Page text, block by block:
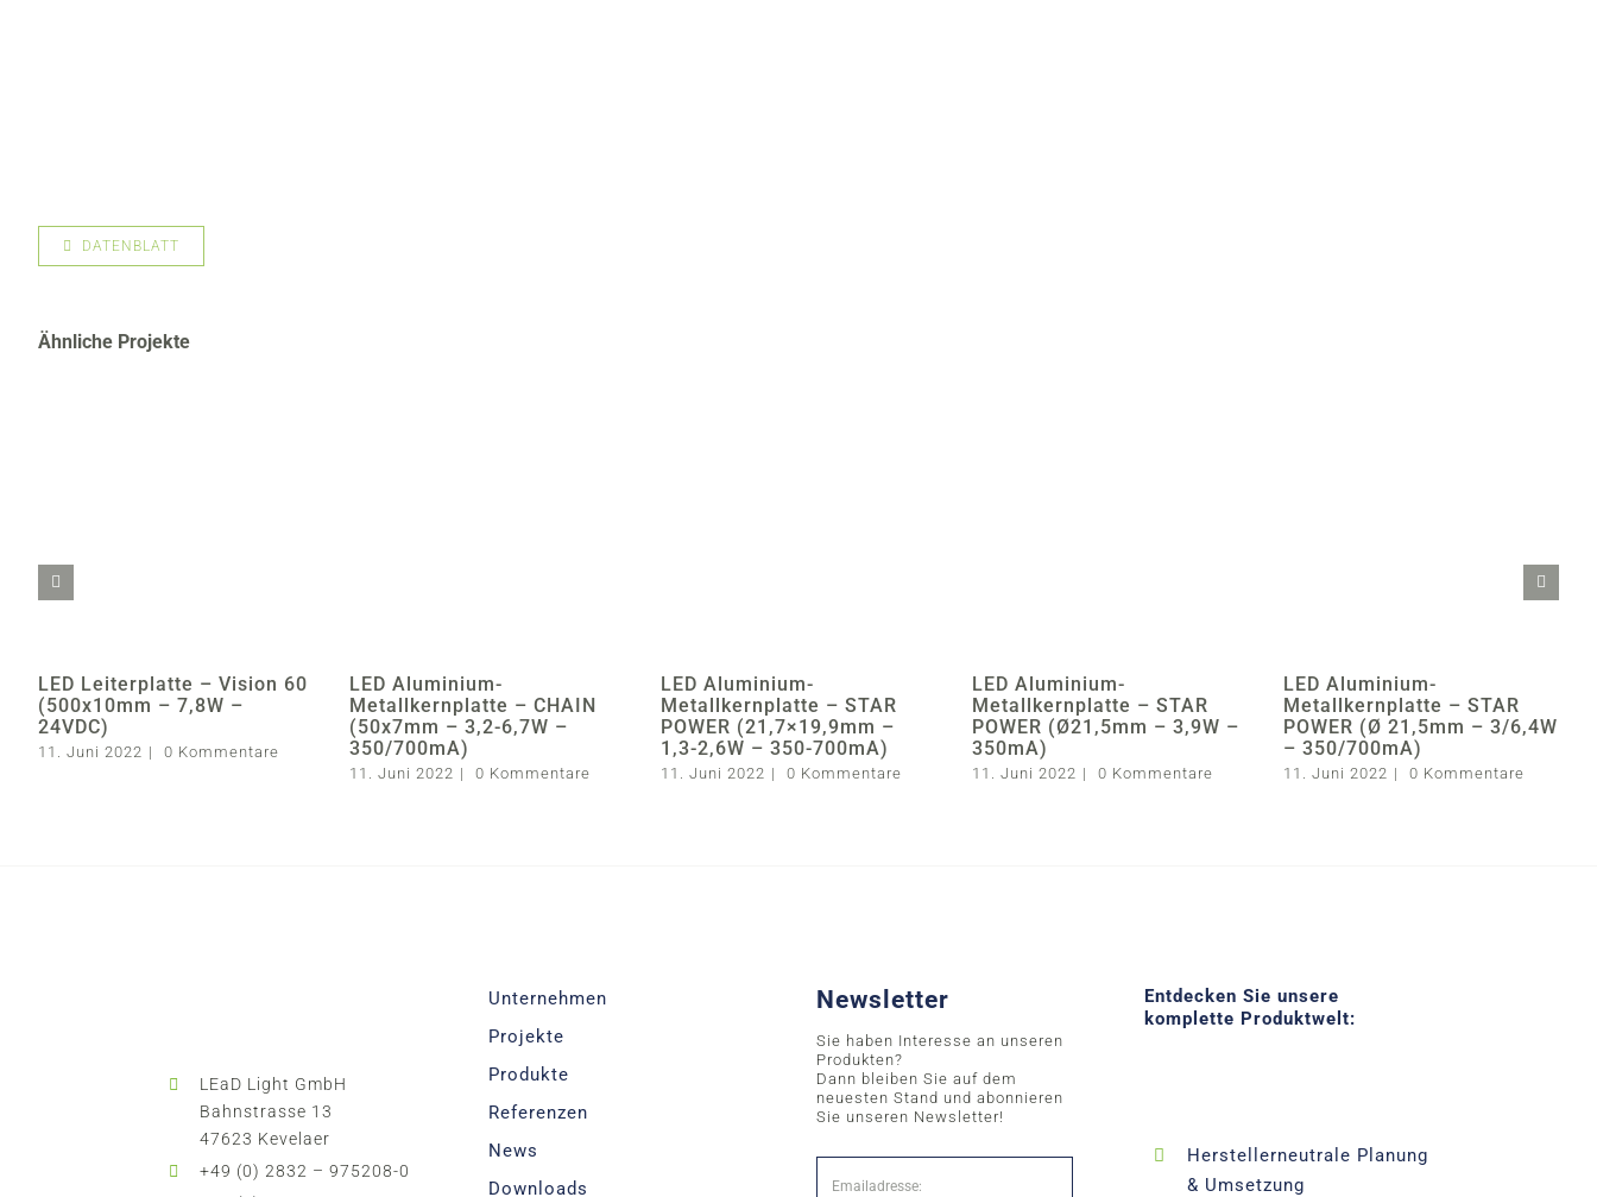
DATENBLATT
Ähnliche Projekte
LED Leiterplatte – Vision 60
(500x10mm – 7,8W –
24VDC)
11. Juni 2022 | 0 Kommentare
LED Aluminium-
Metallkernplatte – CHAIN
(50x7mm – 3,2-6,7W –
350/700mA)
11. Juni 2022 | 0 Kommentare
LED Aluminium-
Metallkernplatte – STAR
POWER (21,7×19,9mm –
1,3-2,6W – 350-700mA)
11. Juni 2022 | 0 Kommentare
LED Aluminium-
Metallkernplatte – STAR
POWER (Ø21,5mm – 3,9W –
350mA)
11. Juni 2022 | 0 Kommentare
LED Aluminium-
Metallkernplatte – STAR
POWER (Ø 21,5mm – 3/6,4W
– 350/700mA)
11. Juni 2022 | 0 Kommentare
LEaD Light GmbH
Bahnstrasse 13
47623 Kevelaer
+49 (0) 2832 – 975208-0
Unternehmen
Projekte
Produkte
Referenzen
News
Downloads
Newsletter
Sie haben Interesse an unseren
Produkten?
Dann bleiben Sie auf dem
neuesten Stand und abonnieren
Sie unseren Newsletter!
Entdecken Sie unsere
komplette Produktwelt:
Herstellerneutrale Planung
& Umsetzung